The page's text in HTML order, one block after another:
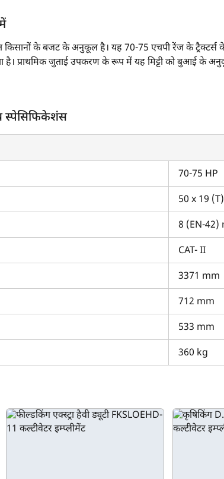
किसानों के बजट के अनुकूल है। यह 70-75 एचपी रेंज के
है। प्राथमिक जुताई उपकरण के रूप में यह मिट्टी को बुआई के
मिट्टी को सपाट करने में मदद करता है। कल्टीवेटर
एवं फीचर्स क्या हैं?
उपलब्ध नहीं टाइन की मोटाई 50 x 19 (T) मिमी है।
360 किलोग्राम है।
जैसे 70-75 एचपी रेंज के ट्रैक्टरों के साथ
कितनी है?
रूपये किसानों के बजट के अनुकूल है।
को क्यों चुनें?
में सभी महत्वपूर्ण विवरणों तक आपकी आसान पहुँच
इसकी मुख्य विशिष्टताओं की जाँच कर सकते हैं। आप फील्डकिंग
इम्प्लीमेंट्स टूल का उपयोग कर सकते हैं। अतिरिक्त जानकारी
अधिक जानकारी चाहिए, तो हमसे संपर्क करें।
स्पेसिफिकेशंस
70-75 HP
50 x 19
8 (EN-42)
CAT- II
3371 mm
712 mm
533 mm
360 kg